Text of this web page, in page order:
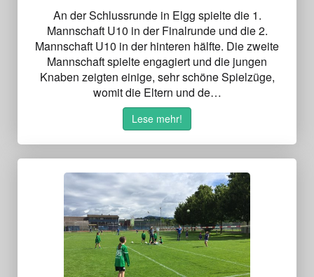
An der Schlussrunde in Elgg spielte die 1.
Mannschaft U10 in der Finalrunde und die 2.
Mannschaft U10 in der hinteren hälfte. Die zweite
Mannschaft spielte engagiert und die jungen
Knaben zeigten einige, sehr schöne Spielzüge,
womit die Eltern und de…
Lese mehr!